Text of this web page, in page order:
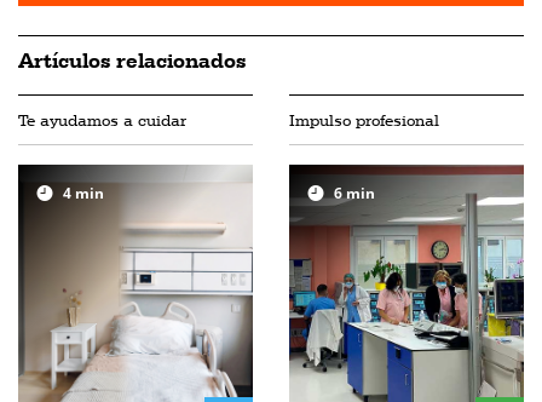
Artículos relacionados
Te ayudamos a cuidar
4 min
Impulso profesional
6min